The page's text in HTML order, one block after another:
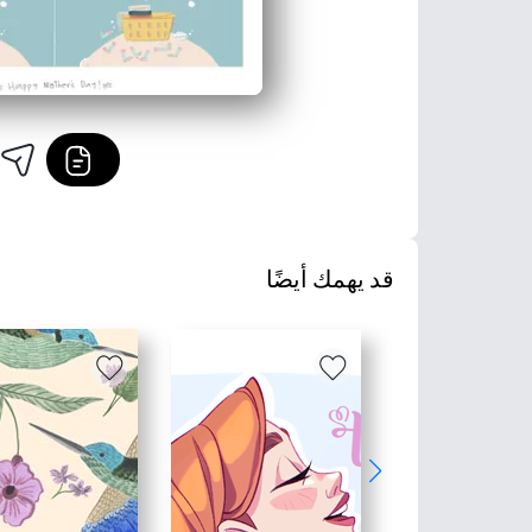
قد يهمك أيضًا